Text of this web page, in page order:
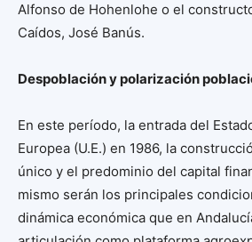
Alfonso de Hohenlohe o el
Caídos, José Banús.
Despoblación y polarización
En este período, la entrada del
Europea (U.E.) en 1986, la
único y el predominio del capital
mismo serán los principales
dinámica económica que en